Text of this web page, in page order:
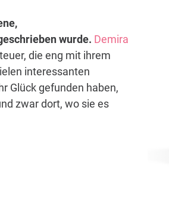
wurde. Demira
die eng mit ihrem
interessanten
Glück gefunden haben,
zwar dort, wo sie es